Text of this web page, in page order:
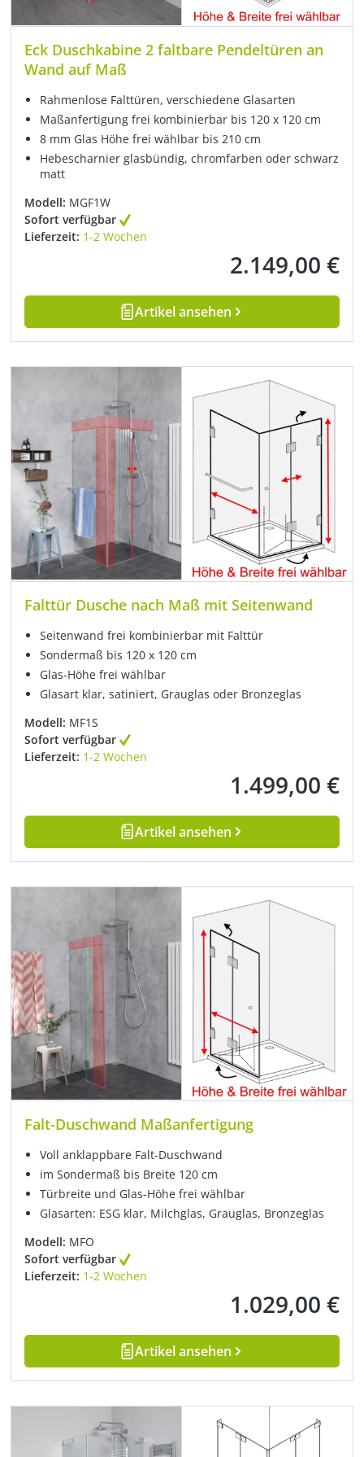
Eck Duschkabine 2 faltbare Pendeltüren an
Wand auf Maß
Rahmenlose Falttüren, verschiedene Glasarten
Maßanfertigung frei kombinierbar bis 120 x 120 cm
8 mm Glas Höhe frei wählbar bis 210 cm
Hebescharnier glasbündig, chromfarben oder schwarz
matt
Modell: MGF1W
Sofort verfügbar
Lieferzeit: 1-2 Wochen
Regulärer Preis:
2.149,00 €
Artikel ansehen
Falttür Dusche nach Maß mit Seitenwand
Seitenwand frei kombinierbar mit Falttür
Sondermaß bis 120 x 120 cm
Glas-Höhe frei wählbar
Glasart klar, satiniert, Grauglas oder Bronzeglas
Modell: MF1S
Sofort verfügbar
Lieferzeit: 1-2 Wochen
Regulärer Preis:
1.499,00 €
Artikel ansehen
Falt-Duschwand Maßanfertigung
Voll anklappbare Falt-Duschwand
im Sondermaß bis Breite 120 cm
Türbreite und Glas-Höhe frei wählbar
Glasarten: ESG klar, Milchglas, Grauglas, Bronzeglas
Modell: MFO
Sofort verfügbar
Lieferzeit: 1-2 Wochen
Regulärer Preis:
1.029,00 €
Artikel ansehen